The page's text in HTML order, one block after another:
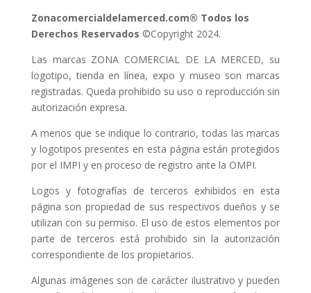
Zonacomercialdelamerced.com® Todos los
Derechos Reservados ©Copyright 2024.
Las marcas ZONA COMERCIAL DE LA MERCED, su
logotipo, tienda en línea, expo y museo son marcas
registradas. Queda prohibido su uso o reproducción sin
autorización expresa.
A menos que se indique lo contrario, todas las marcas
y logotipos presentes en esta página están protegidos
por el IMPI y en proceso de registro ante la OMPI.
Logos y fotografías de terceros exhibidos en esta
página son propiedad de sus respectivos dueños y se
utilizan con su permiso. El uso de estos elementos por
parte de terceros está prohibido sin la autorización
correspondiente de los propietarios.
Algunas imágenes son de carácter ilustrativo y pueden